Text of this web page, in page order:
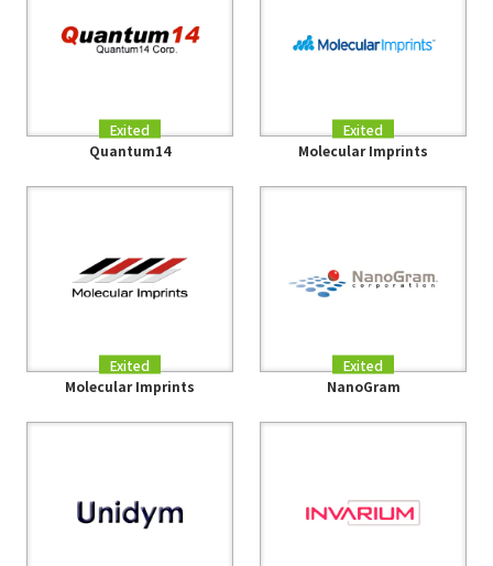
Exited
Quantum14
Exited
Molecular Imprints
Exited
Molecular Imprints
Exited
NanoGram